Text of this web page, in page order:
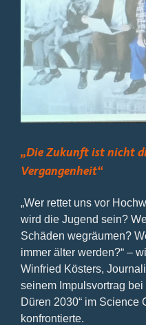
„Die Zukunft ist nicht
Vergangenheit“
„Wer rettet uns vor
wird die Jugend sein?
Schäden wegräumen?
immer älter werden?“ –
Winfried Kösters,
seinem Impulsvortrag
Düren 2030“ im Science
konfrontierte.